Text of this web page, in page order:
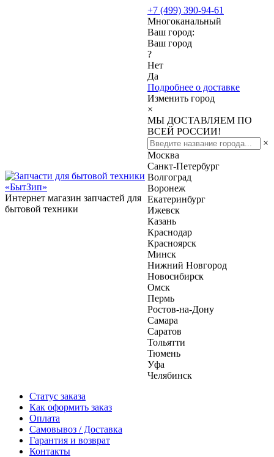
Интернет магазин запчастей для
бытовой техники
+7 (499) 390-94-61
Многоканальный
Ваш город:
Ваш город
?
Нет
Да
Подробнее о доставке
Изменить город
×
МЫ ДОСТАВЛЯЕМ ПО
ВСЕЙ РОССИИ!
×
Москва
Санкт-Петербург
Волгоград
Воронеж
Екатеринбург
Ижевск
Казань
Краснодар
Красноярск
Минск
Нижний Новгород
Новосибирск
Омск
Пермь
Ростов-на-Дону
Самара
Саратов
Тольятти
Тюмень
Уфа
Челябинск
Статус заказа
Как оформить заказ
Оплата
Самовывоз / Доставка
Гарантия и возврат
Контакты